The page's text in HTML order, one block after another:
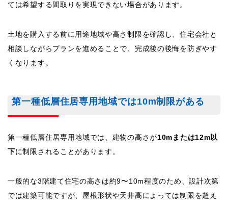
ては希望する間取りを実現できない場合があります。
土地を購入する前に用途地域や高さ制限を確認し、住宅会社と
相談しながらプランを進めることで、完成後の後悔を防ぎやす
くなります。
第一種低層住居専用地域では10m制限がある
第一種低層住居専用地域では、建物の高さが10mまたは12m以
下に制限されることがあります。
一般的な3階建て住宅の高さは約9〜10m程度のため、設計次第
では建築可能ですが、屋根形状や天井高によっては制限を超え